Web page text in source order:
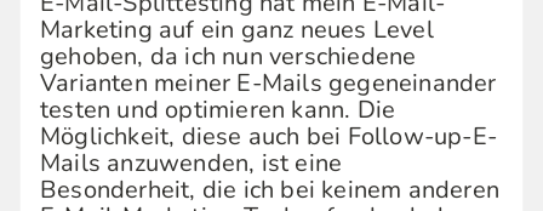
Marketing auf ein ganz neues Level
gehoben, da ich nun verschiedene
Varianten meiner E-Mails gegeneinander
testen und optimieren kann. Die
Möglichkeit, diese auch bei Follow-up-E-
Mails anzuwenden, ist eine
Besonderheit, die ich bei keinem anderen